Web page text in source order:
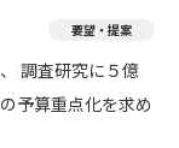
要望・提案
調査研究に５億
予算重点化を求め